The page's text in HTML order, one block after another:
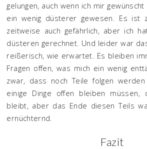
gelungen, auch wenn ich mir
ein wenig düsterer gewesen. Es ist
zeitweise auch gefährlich, aber ich
düsteren gerechnet. Und leider war
reißerisch, wie erwartet. Es bleiben
Fragen offen, was mich ein wenig
zwar, dass noch Teile folgen
einige Dinge offen bleiben müssen,
bleibt, aber das Ende diesen Teils
ernüchternd.
Fazit